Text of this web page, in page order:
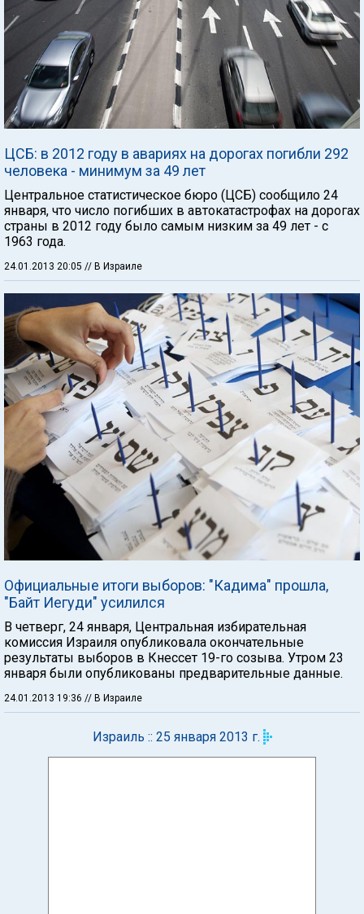
ЦСБ: в 2012 году в авариях на дорогах погибли 292
человека - минимум за 49 лет
Центральное статистическое бюро (ЦСБ) сообщило 24
января, что число погибших в автокатастрофах на дорогах
страны в 2012 году было самым низким за 49 лет - с
1963 года.
24.01.2013 20:05 // В Израиле
Официальные итоги выборов: "Кадима" прошла,
"Байт Иегуди" усилился
В четверг, 24 января, Центральная избирательная
комиссия Израиля опубликовала окончательные
результаты выборов в Кнессет 19-го созыва. Утром 23
января были опубликованы предварительные данные.
24.01.2013 19:36 // В Израиле
Израиль :: 25 января 2013 г.